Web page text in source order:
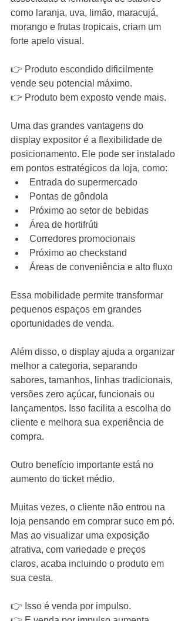
como laranja, uva, limão, maracujá,
morango e frutas tropicais, criam um
forte apelo visual.
👉 Produto escondido dificilmente
vende seu potencial máximo.
👉 Produto bem exposto vende mais.
Uma das grandes vantagens do
display expositor é a flexibilidade de
posicionamento. Ele pode ser instalado
em pontos estratégicos da loja, como:
Entrada do supermercado
Pontas de gôndola
Próximo ao setor de bebidas
Área de hortifrúti
Corredores promocionais
Próximo ao checkstand
Áreas de conveniência e alto fluxo
Essa mobilidade permite transformar
pequenos espaços em grandes
oportunidades de venda.
Além disso, o display ajuda a organizar
melhor a categoria, separando
sabores, tamanhos, linhas tradicionais,
versões zero açúcar, funcionais ou
lançamentos. Isso facilita a escolha do
cliente e melhora sua experiência de
compra.
Outro benefício importante está no
aumento do ticket médio.
Muitas vezes, o cliente não entrou na
loja pensando em comprar suco em pó.
Mas ao visualizar uma exposição
atrativa, com variedade e preços
claros, acaba incluindo o produto em
sua cesta.
👉 Isso é venda por impulso.